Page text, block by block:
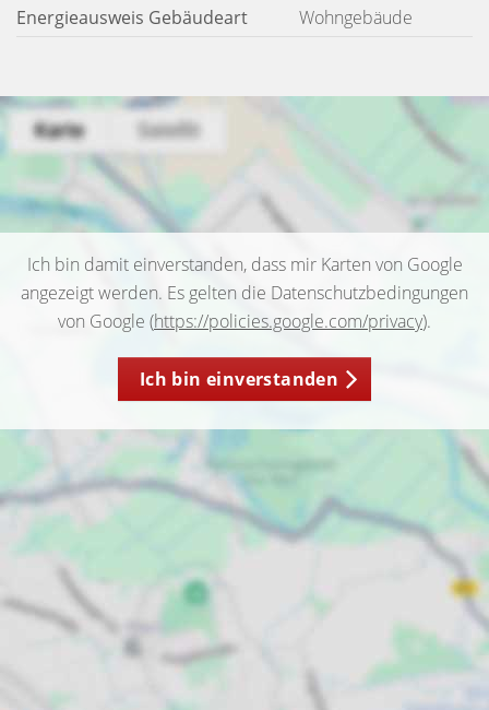
Energieausweis Gebäudeart Wohngebäude
Ich bin damit einverstanden, dass mir Karten von Google
angezeigt werden. Es gelten die Datenschutzbedingungen
von Google (https://policies.google.com/privacy).
Ich bin einverstanden